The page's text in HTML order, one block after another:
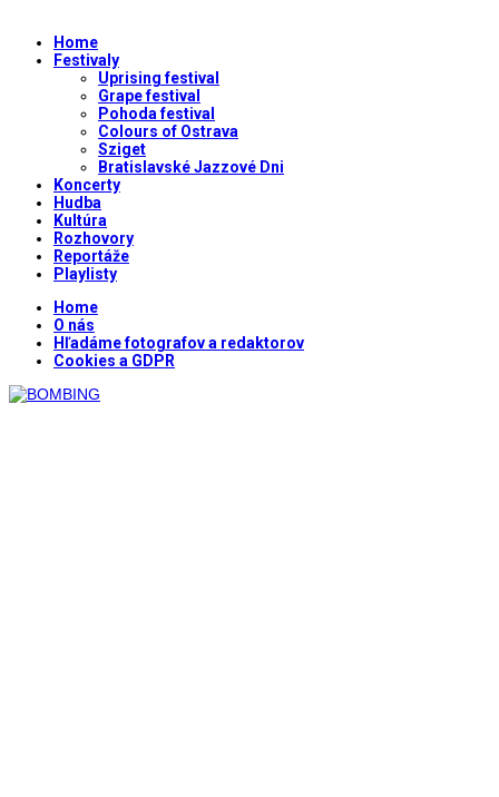
Home
Festivaly
Uprising festival
Grape festival
Pohoda festival
Colours of Ostrava
Sziget
Bratislavské Jazzové Dni
Koncerty
Hudba
Kultúra
Rozhovory
Reportáže
Playlisty
Home
O nás
Hľadáme fotografov a redaktorov
Cookies a GDPR